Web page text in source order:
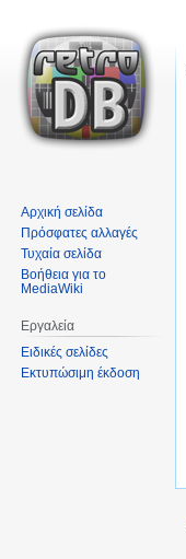
Αρχική σελίδα
Πρόσφατες αλλαγές
Τυχαία σελίδα
Βοήθεια για το
MediaWiki
Εργαλεία
Ειδικές σελίδες
Εκτυπώσιμη έκδοση